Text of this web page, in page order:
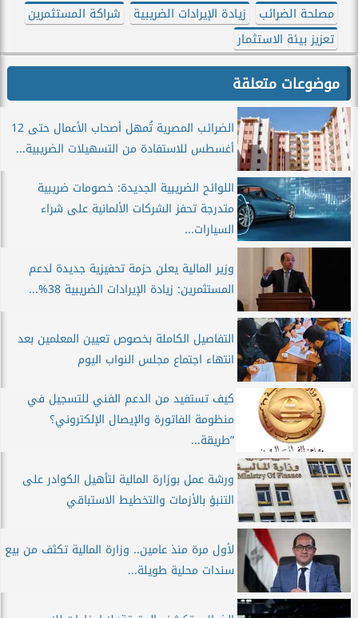
مصلحة الضرائب
زيادة الإيرادات الضريبية
شراكة المستثمرين
تعزيز بيئة الاستثمار
موضوعات متعلقة
الضرائب المصرية تُمهل أصحاب الأعمال حتى 12
أغسطس للاستفادة من التسهيلات الضريبية...
اللوائح الضريبية الجديدة: خصومات ضريبية
متدرجة تحفز الشركات الألمانية على شراء
السيارات...
وزير المالية يعلن حزمة تحفيزية جديدة لدعم
المستثمرين: زيادة الإيرادات الضريبية 38%...
التفاصيل الكاملة بخصوص تعيين المعلمين بعد
انتهاء اجتماع مجلس النواب اليوم
كيف تستفيد من الدعم الفني للتسجيل في
منظومة الفاتورة والإيصال الإلكتروني؟
”طريقة...
ورشة عمل بوزارة المالية لتأهيل الكوادر على
التنبؤ بالأزمات والتخطيط الاستباقي
لأول مرة منذ عامين.. وزارة المالية تكثف من بيع
سندات محلية طويلة...